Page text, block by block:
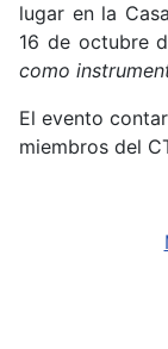
lugar en la
16 de octubre
como
El evento
miembros del